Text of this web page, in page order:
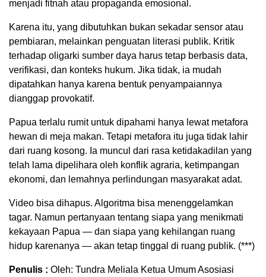
menjadi fitnah atau propaganda emosional.
Karena itu, yang dibutuhkan bukan sekadar sensor atau
pembiaran, melainkan penguatan literasi publik. Kritik
terhadap oligarki sumber daya harus tetap berbasis data,
verifikasi, dan konteks hukum. Jika tidak, ia mudah
dipatahkan hanya karena bentuk penyampaiannya
dianggap provokatif.
Papua terlalu rumit untuk dipahami hanya lewat metafora
hewan di meja makan. Tetapi metafora itu juga tidak lahir
dari ruang kosong. Ia muncul dari rasa ketidakadilan yang
telah lama dipelihara oleh konflik agraria, ketimpangan
ekonomi, dan lemahnya perlindungan masyarakat adat.
Video bisa dihapus. Algoritma bisa menenggelamkan
tagar. Namun pertanyaan tentang siapa yang menikmati
kekayaan Papua — dan siapa yang kehilangan ruang
hidup karenanya — akan tetap tinggal di ruang publik. (***)
Penulis : Oleh: Tundra Meliala Ketua Umum Asosiasi